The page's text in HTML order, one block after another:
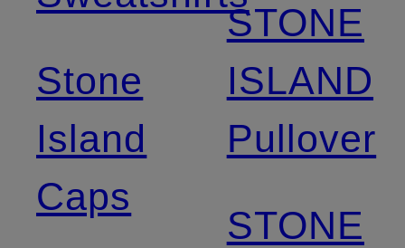
Stone
Island
Caps
STONE
ISLAND
Pullover
STONE